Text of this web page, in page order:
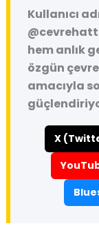
Kullanıcı
hem anlık
özgün
amacıyla
X